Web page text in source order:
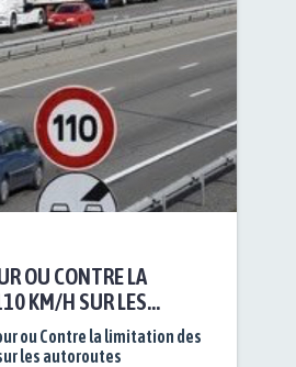
OU CONTRE LA
KM/H SUR LES
ou Contre la limitation des
les autoroutes